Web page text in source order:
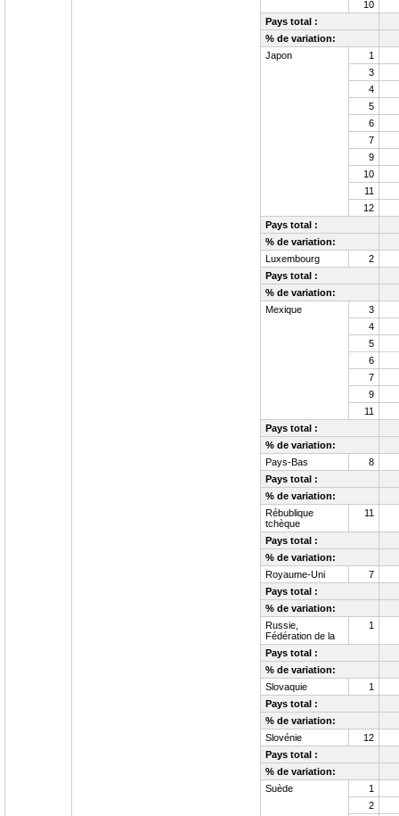
10
Pays total :
% de variation:
Japon
1
3
4
5
6
7
9
10
11
12
Pays total :
% de variation:
Luxembourg
2
Pays total :
% de variation:
Mexique
3
4
5
6
7
9
11
Pays total :
% de variation:
Pays-Bas
8
Pays total :
% de variation:
Rébublique
tchèque
11
Pays total :
% de variation:
Royaume-Uni
7
Pays total :
% de variation:
Russie,
Fédération de la
1
Pays total :
% de variation:
Slovaquie
1
Pays total :
% de variation:
Slovénie
12
Pays total :
% de variation:
Suède
1
2